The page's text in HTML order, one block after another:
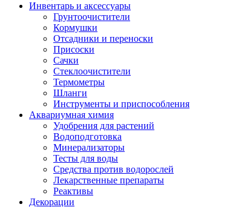
Инвентарь и аксессуары
Грунтоочистители
Кормушки
Отсадники и переноски
Присоски
Сачки
Стеклоочистители
Термометры
Шланги
Инструменты и приспособления
Аквариумная химия
Удобрения для растений
Водоподготовка
Минерализаторы
Тесты для воды
Средства против водорослей
Лекарственные препараты
Реактивы
Декорации